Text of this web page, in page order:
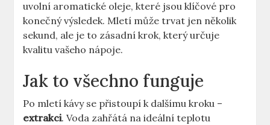
‌uvolní aromatické oleje, které jsou klíčové pro⁣
konečný výsledek.⁣ Mletí může⁢ trvat jen několik
sekund, ale je to zásadní krok, který určuje
‌kvalitu vašeho nápoje.
Jak⁢ to⁤ všechno ‍funguje
Po mletí kávy‌ se přistoupí k dalšímu kroku – ‍
extrakci. Voda‍ zahřátá na ideální​ teplotu